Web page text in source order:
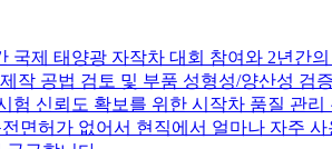
제 태양광 자작차 대회 참여와 2년간
공법 검토 및 부품 성형성/양산성
뢰도 확보를 위한 시작차 품질 관리
면허가 없어서 현직에서 얼마나 자주